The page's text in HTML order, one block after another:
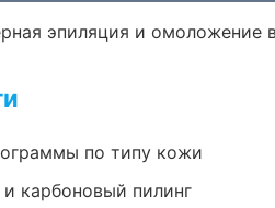
эпиляция и омоложение
по типу кожи
и карбоновый пилинг